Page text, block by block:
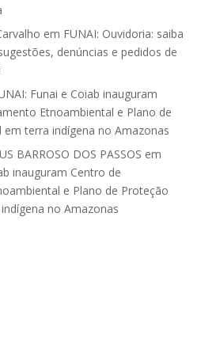
em FUNAI: Ouvidoria: saiba
denúncias e pedidos de
Funai e Coiab inauguram
Etnoambiental e Plano de
terra indígena no Amazonas
BARROSO DOS PASSOS em
inauguram Centro de
e Plano de Proteção
no Amazonas